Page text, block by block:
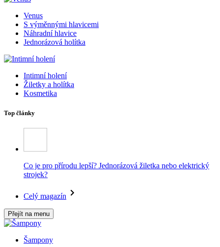
Venus
S výměnnými hlavicemi
Náhradní hlavice
Jednorázová holítka
Intimní holení
Žiletky a holítka
Kosmetika
Top články
Co je pro přírodu lepší? Jednorázová žiletka nebo elektrický
strojek?
Celý magazín
Přejít na menu
Šampony